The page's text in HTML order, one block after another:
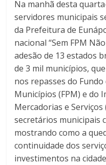
Na manhã desta
servidores municipais
da Prefeitura de
nacional “Sem FPM
adesão de 13 estados
de 3 mil municípios,
nos repasses do
Municípios (FPM) e do
Mercadorias e Serviços
secretários municipais
mostrando como a
continuidade dos
investimentos na